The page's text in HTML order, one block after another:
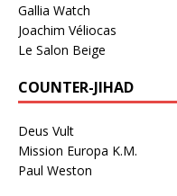
Gallia Watch
Joachim Véliocas
Le Salon Beige
COUNTER-JIHAD
Deus Vult
Mission Europa K.M.
Paul Weston